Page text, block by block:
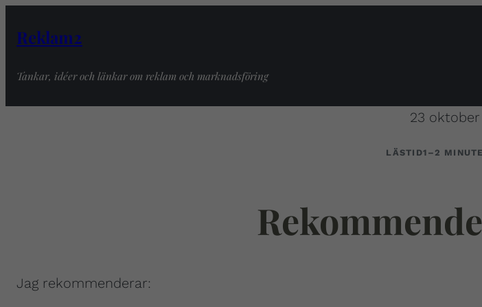
Reklam2
Tankar, idéer och länkar om reklam och marknadsföring
23 oktober
LÄSTID1–2
Jag rekommenderar: